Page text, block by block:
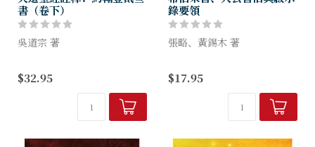
書（卷下）
吳道宗 著
樣說：「文學教你怎樣說『我
愛你』；政治教你怎樣解釋
『我愛你』；歷史則教你從別
人對另一個別人說的『我愛
$32.95
錄要領
張略、黃錫木 著
書至啟示錄，分為希伯來書、
大公書信及啟示錄這三部分來
探討。作者先略述各部分書
卷，然後提綱挈領地論述與書
$17.95